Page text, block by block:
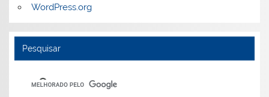
WordPress.org
Pesquisar